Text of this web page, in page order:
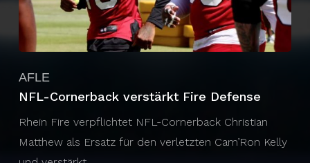
AFLE
NFL-Cornerback verstärkt Fire Defense
Rhein Fire verpflichtet NFL-Cornerback Christian
Matthew als Ersatz für den verletzten Cam’Ron Kelly